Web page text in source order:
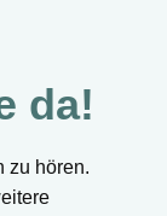
da!
zu hören.